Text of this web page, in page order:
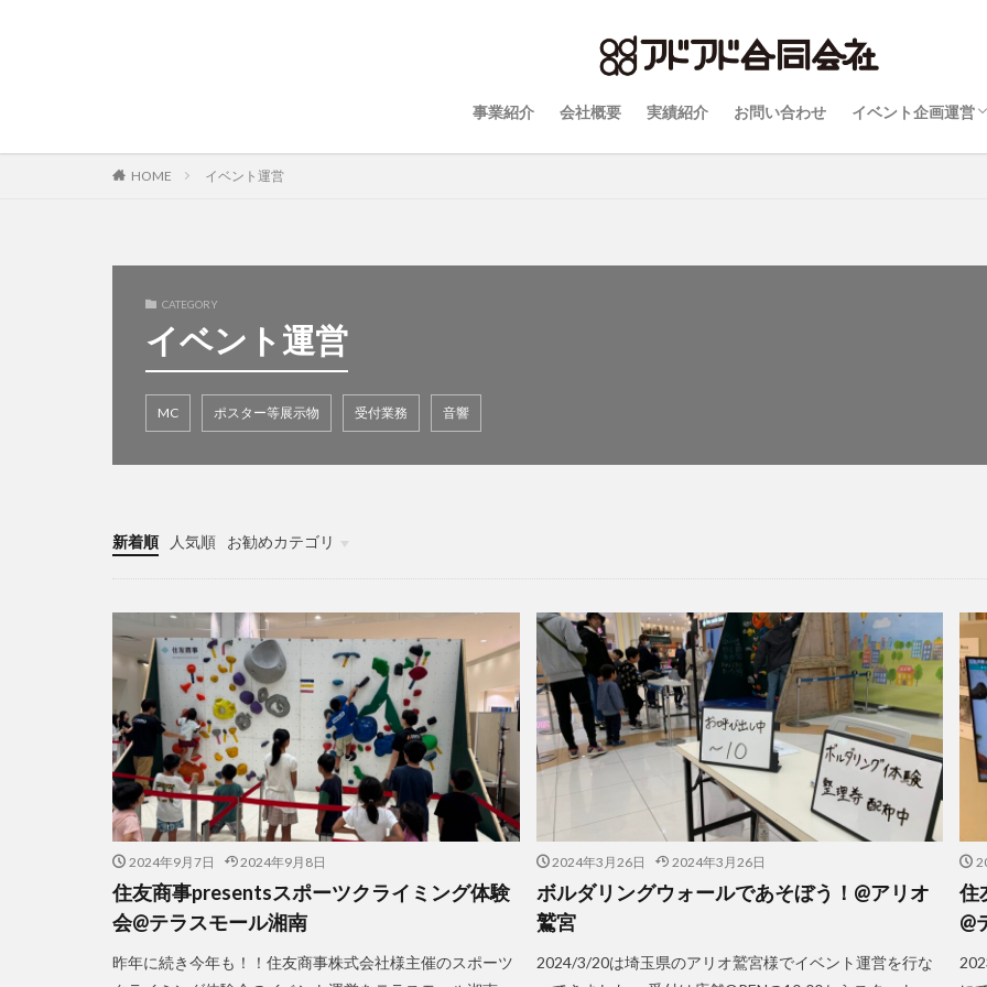
事業紹介 会社概要 実績紹介 お問い合わせ イベント企画運営
自動見積りフォ
Q&A
仮押さえと決定
HOME イベント運営
CATEGORY
イベント運営
MC ポスター等展示物 受付業務 音響
新着順 人気順
お勧めカテゴリ
未分類
2024年9月7日 2024年9月8日
住友商事presentsスポーツクライミング体験
会@テラスモール湘南
昨年に続き今年も！！住友商事株式会社様主催のスポーツ
2024年3月26日 2024年3月26日
ボルダリングウォールであそぼう！@アリオ
鷲宮
2024/3/20は埼玉県のアリオ鷲宮様でイベント運営を行な
住
@